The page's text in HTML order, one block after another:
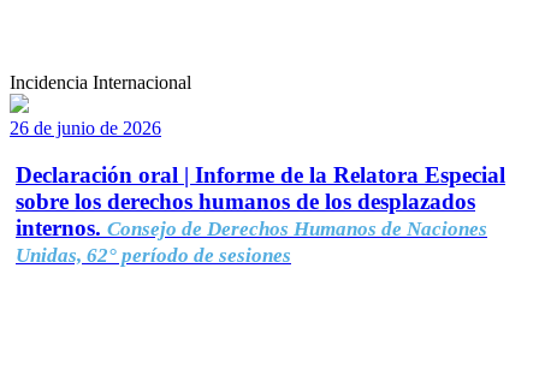
Incidencia Internacional
26 de junio de 2026
Declaración oral | Informe de la Relatora Especial
sobre los derechos humanos de los desplazados
internos. Consejo de Derechos Humanos de Naciones
Unidas, 62° período de sesiones